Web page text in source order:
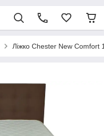
Ліжко Chester New Comfort